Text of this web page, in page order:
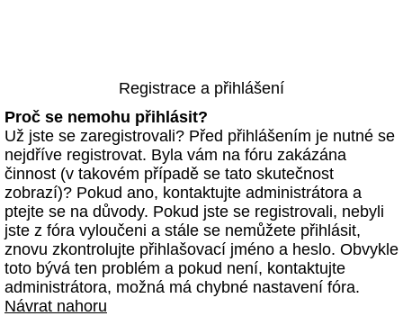
Registrace a přihlášení
Proč se nemohu přihlásit?
Už jste se zaregistrovali? Před přihlášením je nutné se
nejdříve registrovat. Byla vám na fóru zakázána
činnost (v takovém případě se tato skutečnost
zobrazí)? Pokud ano, kontaktujte administrátora a
ptejte se na důvody. Pokud jste se registrovali, nebyli
jste z fóra vyloučeni a stále se nemůžete přihlásit,
znovu zkontrolujte přihlašovací jméno a heslo. Obvykle
toto bývá ten problém a pokud není, kontaktujte
administrátora, možná má chybné nastavení fóra.
Návrat nahoru